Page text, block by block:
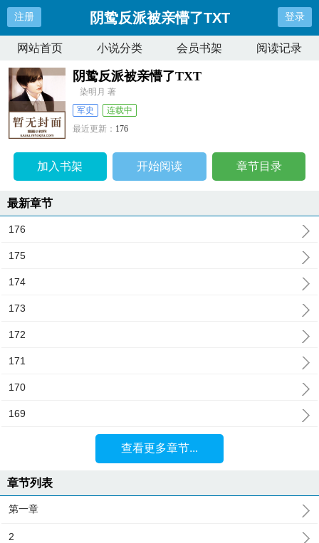
注册 阴鸷反派被亲懵了TXT 登录
网站首页 小说分类 会员书架 阅读记录
阴鸷反派被亲懵了TXT
染明月 著
军史
连载中
最近更新： 176
加入书架 开始阅读 章节目录
最新章节
176
175
174
173
172
171
170
169
查看更多章节...
章节列表
第一章
2